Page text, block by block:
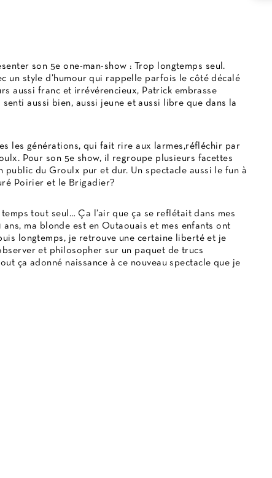
son 5e one-man-show : Trop longtemps seul.
un style d’humour qui rappelle parfois le côté décalé
aussi franc et irrévérencieux, Patrick embrasse
aussi bien, aussi jeune et aussi libre que dans la
les générations, qui fait rire aux larmes,réfléchir par
Pour son 5e show, il regroupe plusieurs facettes
du Groulx pur et dur. Un spectacle aussi le fun à
Poirier et le Brigadier?
tout seul… Ça l’air que ça se reflétait dans mes
ma blonde est en Outaouais et mes enfants ont
longtemps, je retrouve une certaine liberté et je
et philosopher sur un paquet de trucs
ça adonné naissance à ce nouveau spectacle que je